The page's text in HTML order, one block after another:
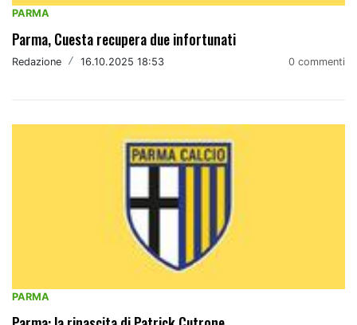
PARMA
Parma, Cuesta recupera due infortunati
Redazione / 16.10.2025 18:53 0 commenti
PARMA